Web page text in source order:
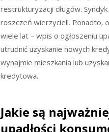
restrukturyzacji długów.
roszczeń wierzycieli. Ponadto,
wiele lat – wpis o ogłoszeniu
utrudnić uzyskanie nowych
wynajmie mieszkania lub
kredytowa.
Jakie są
upadłości